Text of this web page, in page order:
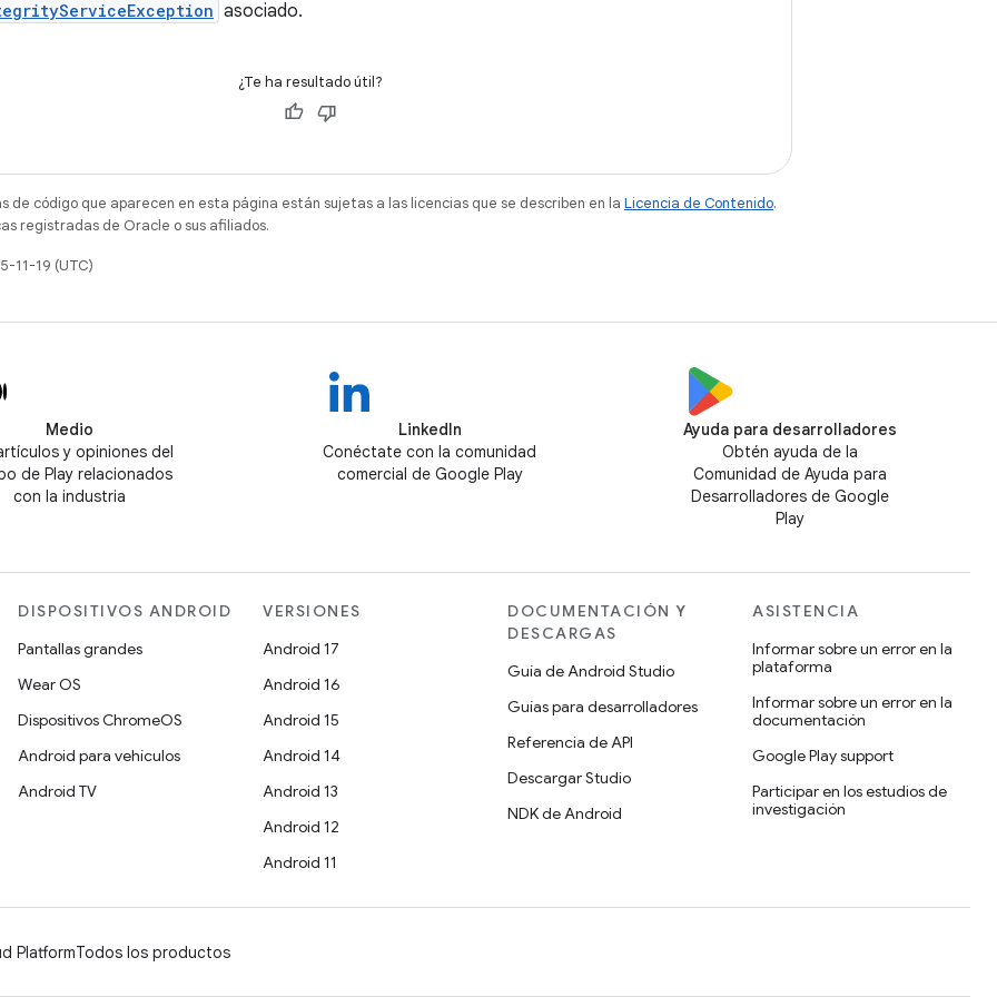
asociado.
¿Te ha resultado útil?
de código que aparecen en esta página están sujetas a las licencias que se describen en la Licencia de Contenido.
registradas de Oracle o sus afiliados.
11-19 (UTC)
Medio
y opiniones del
de Play relacionados
con la industria
LinkedIn
Conéctate con la comunidad
comercial de Google Play
Ayuda para desarrolladores
Obtén ayuda de la
Comunidad de Ayuda para
Desarrolladores de Google
Play
DISPOSITIVOS ANDROID
Pantallas grandes
Wear OS
Dispositivos ChromeOS
Android para vehículos
Android TV
VERSIONES
Android 17
Android 16
Android 15
Android 14
Android 13
Android 12
Android 11
DOCUMENTACIÓN Y
DESCARGAS
Guía de Android Studio
Guías para desarrolladores
Referencia de API
Descargar Studio
NDK de Android
ASISTENCIA
Informar sobre un error en la
plataforma
Informar sobre un error en la
documentación
Google Play support
Participar en los estudios de
investigación
PlatformTodos los productos